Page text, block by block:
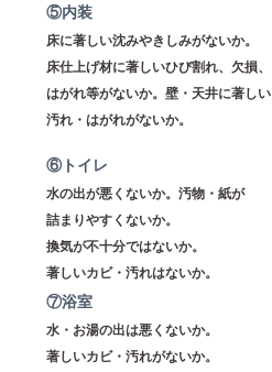
⑤内装
床に著しい沈みやきしみがないか。
床仕上げ材に著しいひび割れ、欠損、
はがれ等がないか。壁・天井に著しい
汚れ・はがれがないか。
⑥トイレ
水の出が悪くないか。汚物・紙が
詰まりやすくないか。
換気が不十分ではないか。
著しいカビ・汚れはないか。
⑦浴室
水・お湯の出は悪くないか。
著しいカビ・汚れがないか。